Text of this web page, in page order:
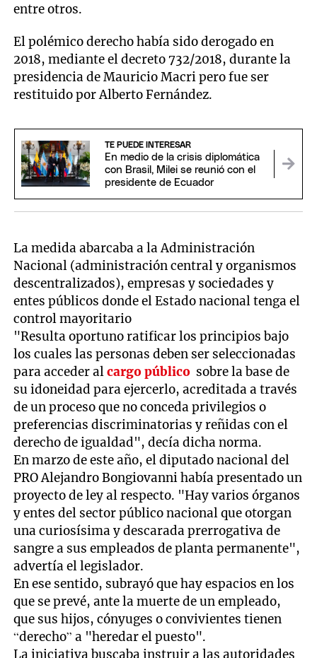
entre otros.
El polémico derecho había sido derogado en
2018, mediante el decreto 732/2018, durante la
presidencia de Mauricio Macri pero fue ser
restituido por Alberto Fernández.
TE PUEDE INTERESAR
En medio de la crisis diplomática
con Brasil, Milei se reunió con el
presidente de Ecuador
La medida abarcaba a la Administración
Nacional (administración central y organismos
descentralizados), empresas y sociedades y
entes públicos donde el Estado nacional tenga el
control mayoritario
"Resulta oportuno ratificar los principios bajo
los cuales las personas deben ser seleccionadas
para acceder alcargo público sobre la base de
su idoneidad para ejercerlo, acreditada a través
de un proceso que no conceda privilegios o
preferencias discriminatorias y reñidas con el
derecho de igualdad", decía dicha norma.
En marzo de este año, el diputado nacional del
PRO Alejandro Bongiovanni había presentado un
proyecto de ley al respecto. "Hay varios órganos
y entes del sector público nacional que otorgan
una curiosísima y descarada prerrogativa de
sangre a sus empleados de planta permanente",
advertía el legislador.
En ese sentido, subrayó que hay espacios en los
que se prevé, ante la muerte de un empleado,
que sus hijos, cónyuges o convivientes tienen
“derecho” a "heredar el puesto".
La iniciativa buscaba instruir a las autoridades